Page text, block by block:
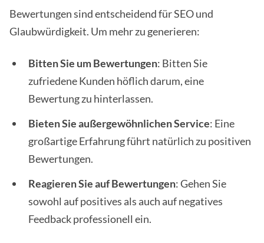
Bewertungen sind entscheidend für SEO und
Glaubwürdigkeit. Um mehr zu generieren:
Bitten Sie um Bewertungen: Bitten Sie
zufriedene Kunden höflich darum, eine
Bewertung zu hinterlassen.
Bieten Sie außergewöhnlichen Service: Eine
großartige Erfahrung führt natürlich zu positiven
Bewertungen.
Reagieren Sie auf Bewertungen: Gehen Sie
sowohl auf positives als auch auf negatives
Feedback professionell ein.